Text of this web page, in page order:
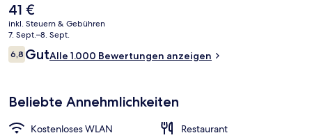
Der
aktuelle
Preis
beträgt
41 €.
41 €
inkl. Steuern & Gebühren
7. Sept.–8. Sept.
Bewertungen
6,86,8 von 10.
GutAlle 1.000 Bewertungen anzeigen
Beliebte Annehmlichkeiten
Kostenloses WLAN
Restaurant